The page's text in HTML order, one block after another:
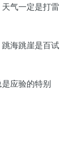
气一定是打雷
海跳崖是百试
应验的特别